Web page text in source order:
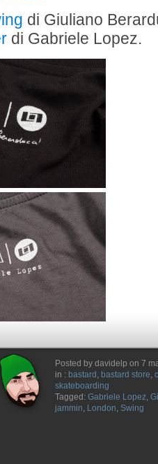
di Giuliano
di Gabriele Lopez.
Posted by davidelp on 7
in : bastard , bastard store,
skateboarding
Tagged: Gabriele Lopez,
jammin, London, Swing